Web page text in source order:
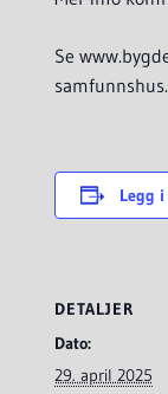
Se
samfunnshus.
Legg
DETALJER
Dato:
29. april 2025